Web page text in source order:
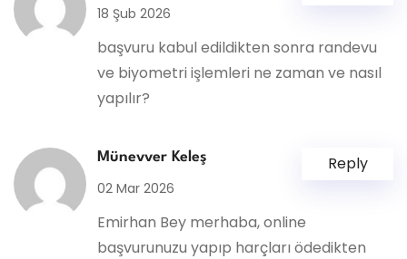
18 Şub 2026
başvuru kabul edildikten sonra randevu
ve biyometri işlemleri ne zaman ve nasıl
yapılır?
Münevver Keleş
02 Mar 2026
Emirhan Bey merhaba, online
başvurunuzu yapıp harçları ödedikten
Reply